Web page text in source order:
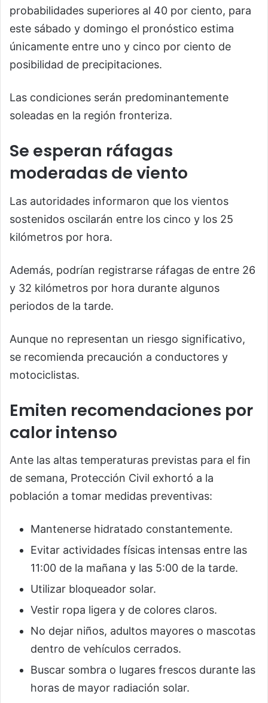
probabilidades superiores al 40 por ciento, para
este sábado y domingo el pronóstico estima
únicamente entre uno y cinco por ciento de
posibilidad de precipitaciones.
Las condiciones serán predominantemente
soleadas en la región fronteriza.
Se esperan ráfagas
moderadas de viento
Las autoridades informaron que los vientos
sostenidos oscilarán entre los cinco y los 25
kilómetros por hora.
Además, podrían registrarse ráfagas de entre 26
y 32 kilómetros por hora durante algunos
periodos de la tarde.
Aunque no representan un riesgo significativo,
se recomienda precaución a conductores y
motociclistas.
Emiten recomendaciones por
calor intenso
Ante las altas temperaturas previstas para el fin
de semana, Protección Civil exhortó a la
población a tomar medidas preventivas:
Mantenerse hidratado constantemente.
Evitar actividades físicas intensas entre las
11:00 de la mañana y las 5:00 de la tarde.
Utilizar bloqueador solar.
Vestir ropa ligera y de colores claros.
No dejar niños, adultos mayores o mascotas
dentro de vehículos cerrados.
Buscar sombra o lugares frescos durante las
horas de mayor radiación solar.